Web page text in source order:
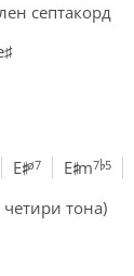
септакорд
♯
E♯ø7 E♯m7♭5
четири тона)